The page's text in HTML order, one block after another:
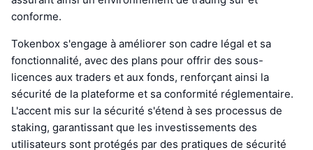
conforme.
Tokenbox s'engage à améliorer son cadre légal et sa
fonctionnalité, avec des plans pour offrir des sous-
licences aux traders et aux fonds, renforçant ainsi la
sécurité de la plateforme et sa conformité réglementaire.
L'accent mis sur la sécurité s'étend à ses processus de
staking, garantissant que les investissements des
utilisateurs sont protégés par des pratiques de sécurité